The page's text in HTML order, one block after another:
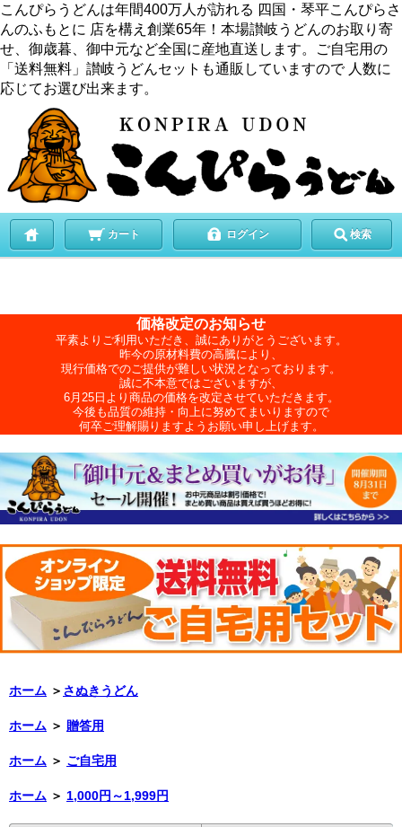
こんぴらうどんは年間400万人が訪れる 四国・琴平こんぴらさ
んのふもとに 店を構え創業65年！本場讃岐うどんのお取り寄
せ、御歳暮、御中元など全国に産地直送します。ご自宅用の
「送料無料」讃岐うどんセットも通販していますので 人数に
応じてお選び出来ます。
カート ログイン 検索
価格改定のお知らせ
平素よりご利用いただき、誠にありがとうございます。
昨今の原材料費の高騰により、
現行価格でのご提供が難しい状況となっております。
誠に不本意ではございますが、
6月25日より商品の価格を改定させていただきます。
今後も品質の維持・向上に努めてまいりますので
何卒ご理解賜りますようお願い申し上げます。
ホーム ＞ さぬきうどん
ホーム ＞ 贈答用
ホーム ＞ ご自宅用
ホーム ＞ 1,000円～1,999円